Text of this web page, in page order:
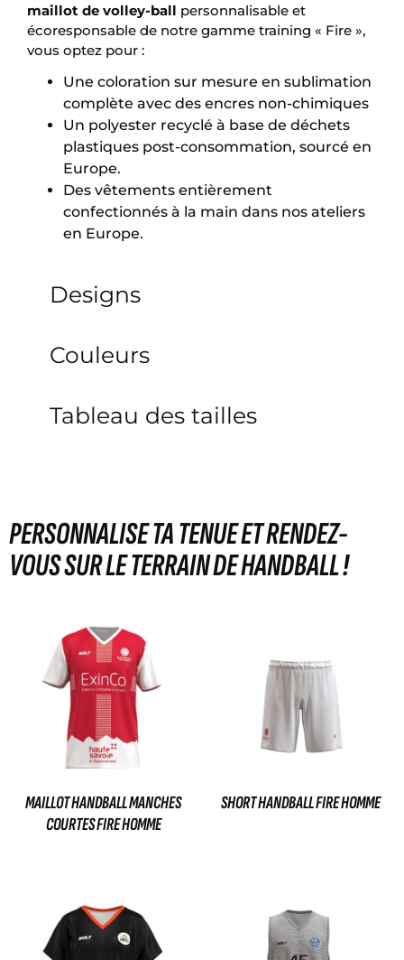
Designs
Couleurs
Tableau des tailles
maillot de volley-ball personnalisable et
écoresponsable de notre gamme training « Fire »,
vous optez pour :
Une coloration sur mesure en sublimation
complète avec des encres non-chimiques
Un polyester recyclé à base de déchets
plastiques post-consommation, sourcé en
Europe.
Des vêtements entièrement
confectionnés à la main dans nos ateliers
en Europe.
PERSONNALISE TA TENUE ET RENDEZ-
VOUS SUR LE TERRAIN DE HANDBALL !
MAILLOT HANDBALL MANCHES
COURTES FIRE HOMME
SHORT HANDBALL FIRE HOMME